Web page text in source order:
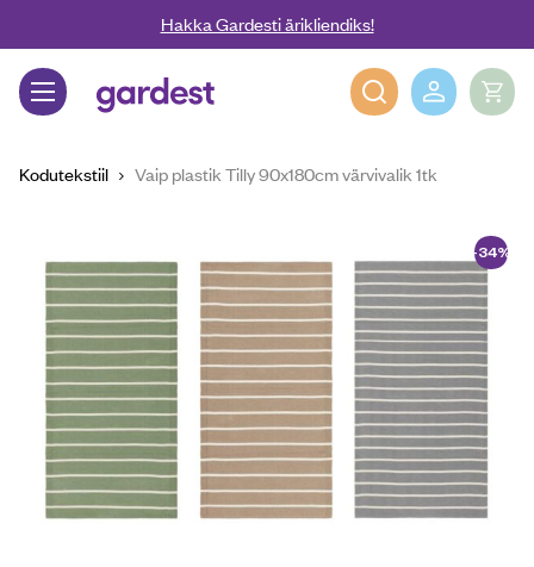
Liigu edasi põhisisu juurdeHakka Gardesti ärikliendiks!
Gardest
Kodutekstiil Vaip plastik Tilly 90x180cm värvivalik 1tk
-34%